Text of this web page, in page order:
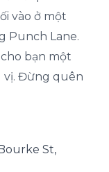
vào ở một
Punch Lane.
bạn một
vị. Đừng quên
St,